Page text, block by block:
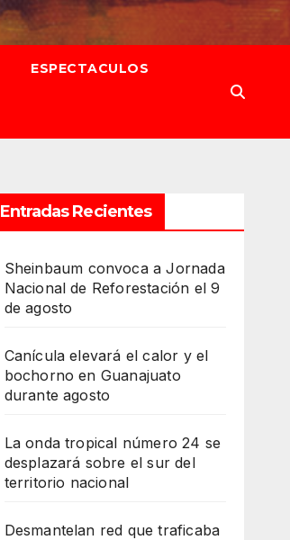
ESPECTACULOS
Entradas Recientes
Sheinbaum convoca a Jornada
Nacional de Reforestación el 9
de agosto
Canícula elevará el calor y el
bochorno en Guanajuato
durante agosto
La onda tropical número 24 se
desplazará sobre el sur del
territorio nacional
Desmantelan red que traficaba